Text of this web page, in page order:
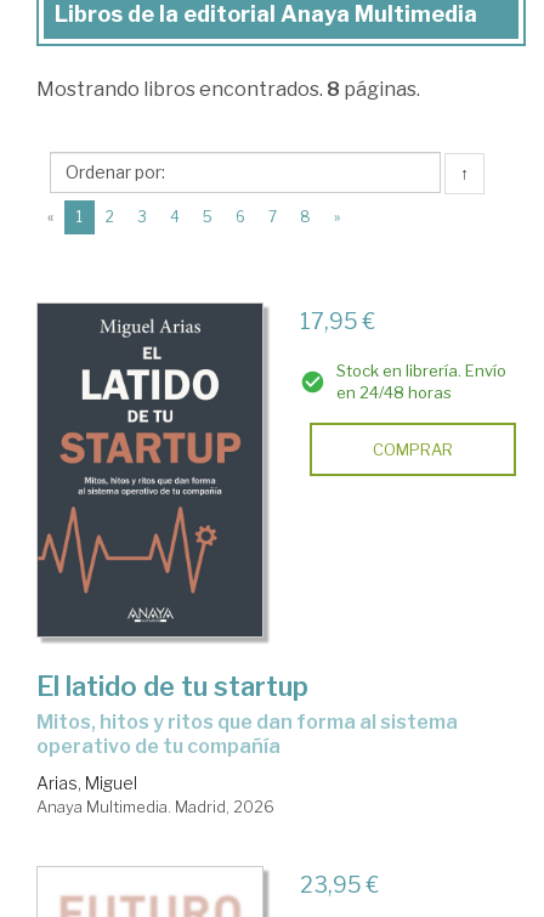
Libros
la
Anaya
Multimedia
Libros de la editorial Anaya Multimedia
Mostrando libros encontrados. 8 páginas.
↑
« 1 (current)
2 3 4 5 6 7 8 »
17,95 €
Stock en librería. Envío
en 24/48 horas
COMPRAR
El latido de tu startup
Mitos, hitos y ritos que dan forma al sistema
operativo de tu compañía
Arias, Miguel
Anaya Multimedia. Madrid, 2026
23,95 €